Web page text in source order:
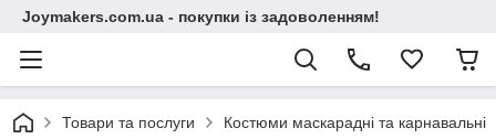
Joymakers.com.ua - покупки із задоволенням!
Товари та послуги Костюми маскарадні та карнавальні